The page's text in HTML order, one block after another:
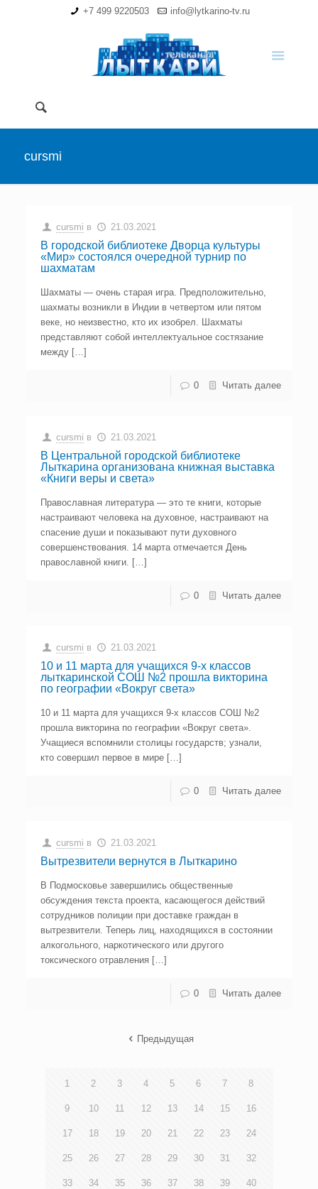
+7 499 9220503 info@lytkarino-tv.ru
cursmi
cursmi в 21.03.2021
В городской библиотеке Дворца культуры
«Мир» состоялся очередной турнир по
шахматам
Шахматы — очень старая игра. Предположительно,
шахматы возникли в Индии в четвертом или пятом
веке, но неизвестно, кто их изобрел. Шахматы
представляют собой интеллектуальное состязание
между […]
0 Читать далее
cursmi в 21.03.2021
В Центральной городской библиотеке
Лыткарина организована книжная выставка
«Книги веры и света»
Православная литература — это те книги, которые
настраивают человека на духовное, настраивают на
спасение души и показывают пути духовного
совершенствования. 14 марта отмечается День
православной книги. […]
0 Читать далее
cursmi в 21.03.2021
10 и 11 марта для учащихся 9-х классов
лыткаринской СОШ №2 прошла викторина
по географии «Вокруг света»
10 и 11 марта для учащихся 9-х классов СОШ №2
прошла викторина по географии «Вокруг света».
Учащиеся вспомнили столицы государств; узнали,
кто совершил первое в мире […]
0 Читать далее
cursmi в 21.03.2021
Вытрезвители вернутся в Лыткарино
В Подмосковье завершились общественные
обсуждения текста проекта, касающегося действий
сотрудников полиции при доставке граждан в
вытрезвители. Теперь лиц, находящихся в состоянии
алкогольного, наркотического или другого
токсического отравления […]
0 Читать далее
Предыдущая
1 2 3 4 5 6 7 8
9 10 11 12 13 14 15 16
17 18 19 20 21 22 23 24
25 26 27 28 29 30 31 32
33 34 35 36 37 38 39 40